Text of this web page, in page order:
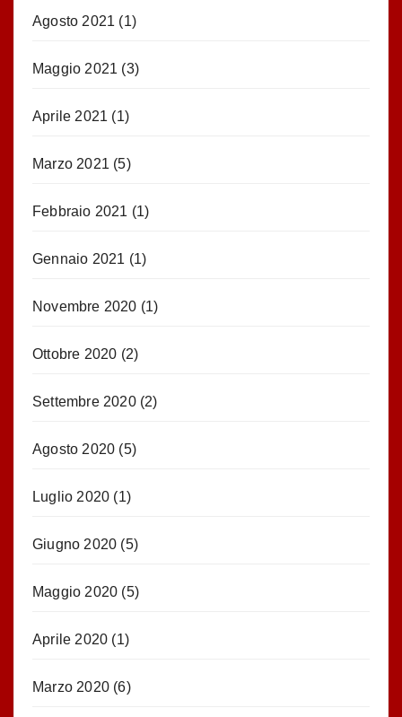
Agosto 2021 (1)
Maggio 2021 (3)
Aprile 2021 (1)
Marzo 2021 (5)
Febbraio 2021 (1)
Gennaio 2021 (1)
Novembre 2020 (1)
Ottobre 2020 (2)
Settembre 2020(2)
Agosto 2020 (5)
Luglio 2020 (1)
Giugno 2020 (5)
Maggio 2020 (5)
Aprile 2020 (1)
Marzo 2020 (6)